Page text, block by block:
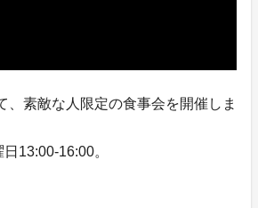
、素敵な人限定の食事会を開催しま
13:00-16:00。